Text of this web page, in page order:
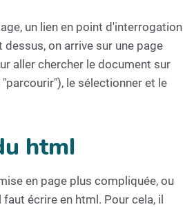
un lien en point d'interrogation
dessus, on arrive sur une page
aller chercher le document sur
le sélectionner et le
html
en page plus compliquée, ou
écrire en html. Pour cela, il